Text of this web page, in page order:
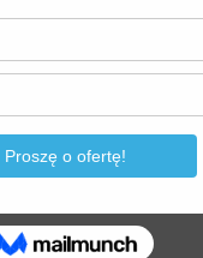
do kolejnego